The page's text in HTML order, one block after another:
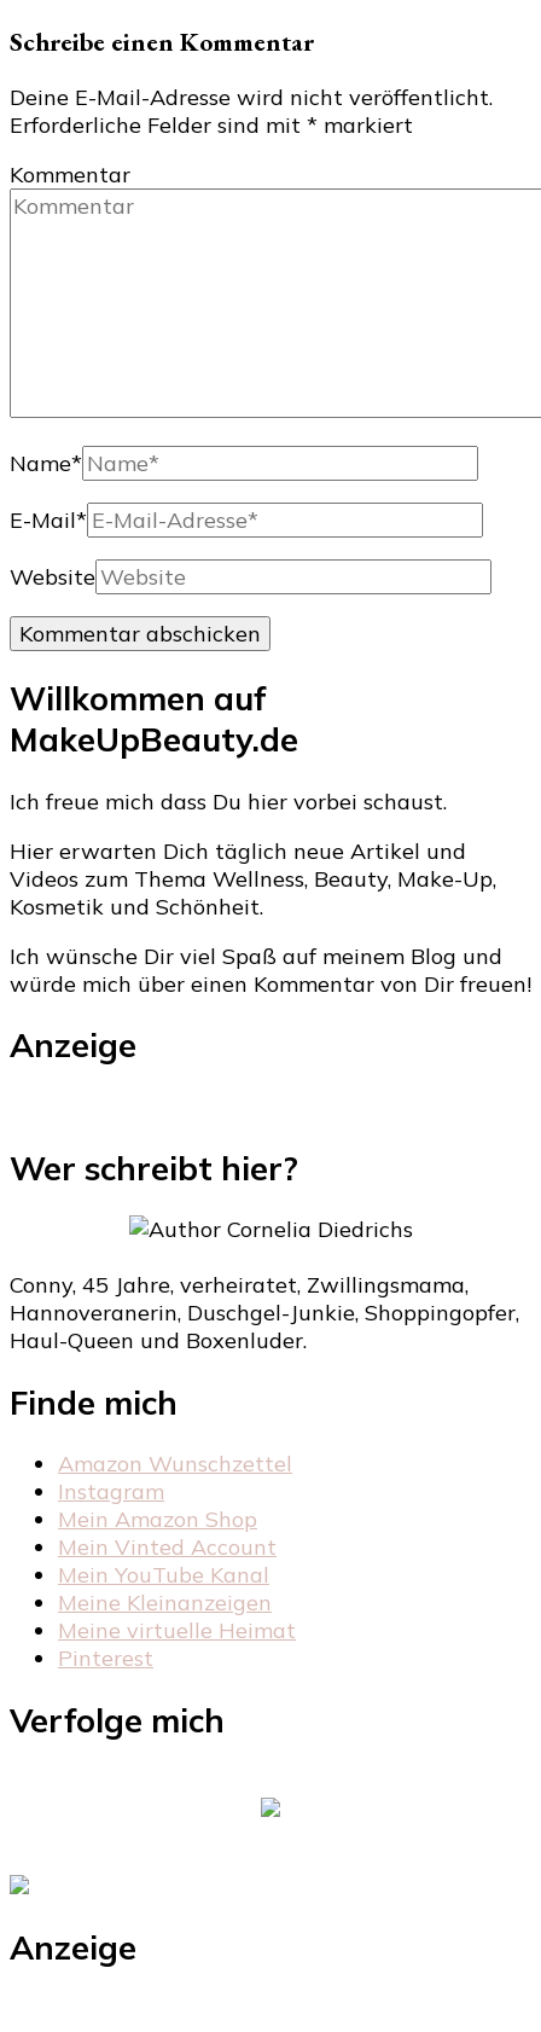
Schreibe einen Kommentar
Deine E-Mail-Adresse wird nicht veröffentlicht.
Erforderliche Felder sind mit * markiert
Kommentar
Name*
E-Mail*
Website
Willkommen auf
MakeUpBeauty.de
Ich freue mich dass Du hier vorbei schaust.
Hier erwarten Dich täglich neue Artikel und
Videos zum Thema Wellness, Beauty, Make-Up,
Kosmetik und Schönheit.
Ich wünsche Dir viel Spaß auf meinem Blog und
würde mich über einen Kommentar von Dir freuen!
Anzeige
Wer schreibt hier?
Conny, 45 Jahre, verheiratet, Zwillingsmama,
Hannoveranerin, Duschgel-Junkie, Shoppingopfer,
Haul-Queen und Boxenluder.
Finde mich
Amazon Wunschzettel
Instagram
Mein Amazon Shop
Mein Vinted Account
Mein YouTube Kanal
Meine Kleinanzeigen
Meine virtuelle Heimat
Pinterest
Verfolge mich
Anzeige